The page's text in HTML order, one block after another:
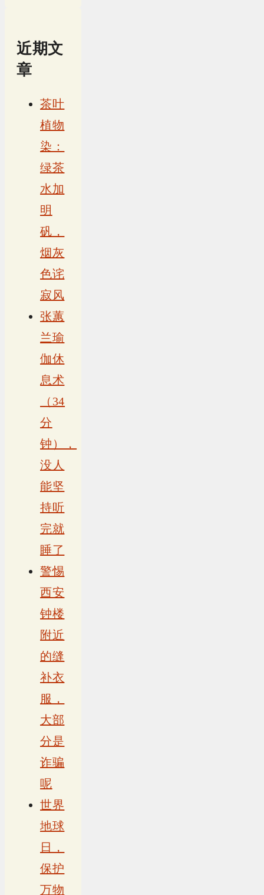
近期文
章
茶叶
植物
染：
绿茶
水加
明
矾，
烟灰
色诧
寂风
张蕙
兰瑜
伽休
息术
（34
分
钟），
没人
能坚
持听
完就
睡了
警惕
西安
钟楼
附近
的缝
补衣
服，
大部
分是
诈骗
呢
世界
地球
日，
保护
万物